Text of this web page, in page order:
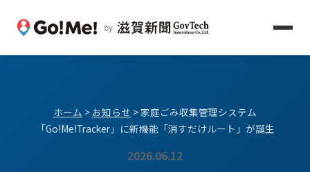
ホーム > お知らせ > 家庭ごみ収集管理システム
「Go!Me!Tracker」に新機能「消すだけルート」が誕生
2026.06.12